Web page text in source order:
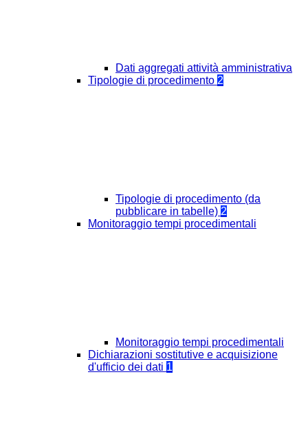
Dati aggregati attività amministrativa
Tipologie di procedimento 2
Tipologie di procedimento (da
pubblicare in tabelle) 2
Monitoraggio tempi procedimentali
Monitoraggio tempi procedimentali
Dichiarazioni sostitutive e acquisizione
d'ufficio dei dati 1